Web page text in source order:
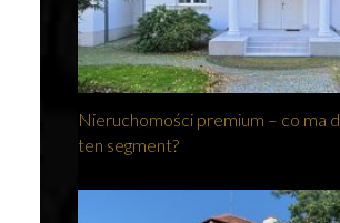
Nieruchomości premium – co ma
ten segment?